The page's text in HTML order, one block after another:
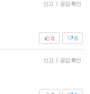
신고 | 공감 확인
0
0
신고 | 공감 확인